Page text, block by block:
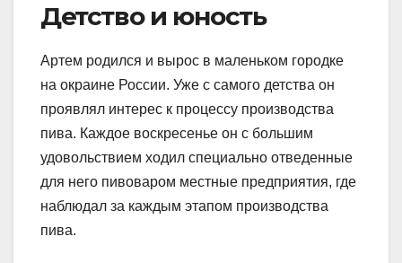
Детство и юность
Артем родился и вырос в маленьком городке
на окраине России. Уже с самого детства он
проявлял интерес к процессу производства
пива. Каждое воскресенье он с большим
удовольствием ходил специально отведенные
для него пивоваром местные предприятия, где
наблюдал за каждым этапом производства
пива.